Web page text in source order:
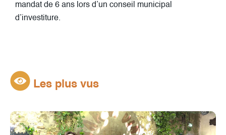
mandat de 6 ans lors d’un conseil municipal
d’investiture.
Les plus vus